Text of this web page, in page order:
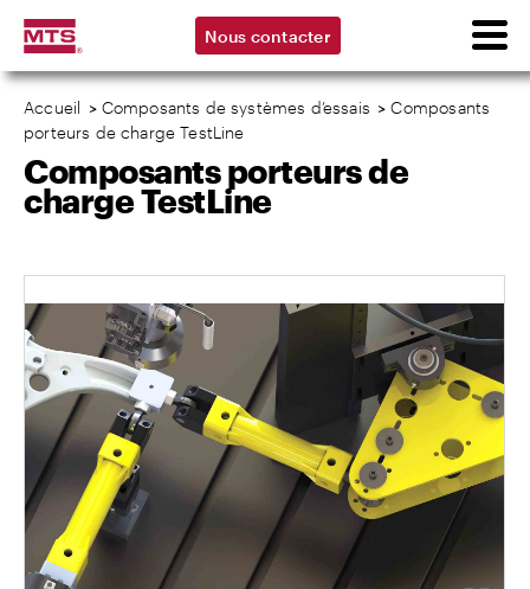
Nous contacter
Accueil > Composants de systèmes d’essais >Composants
porteurs de charge TestLine
Composants porteurs de
charge TestLine